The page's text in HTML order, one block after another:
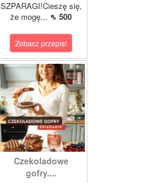
SZPARAGI!Cieszę się,
że mogę... ⇖ 500
Zobacz przepis!
Czekoladowe
gofry....